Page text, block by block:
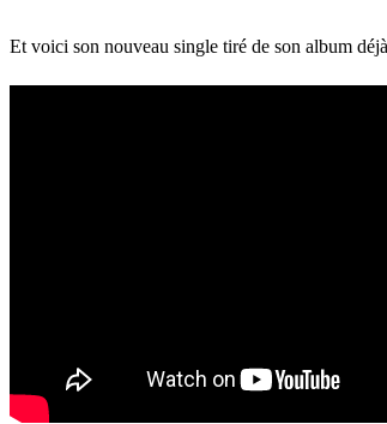
Et voici son nouveau single tiré de son album